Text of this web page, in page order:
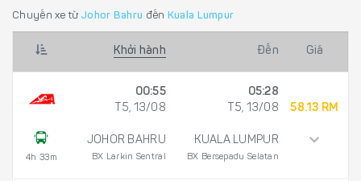
Chuyến xe từJohor Bahru đến Kuala Lumpur
Khởi hành Đến Giá
4h 33m
00:55
T5, 13/08
JOHOR BAHRU
BX Larkin Sentral
05:28
T5, 13/08
KUALA LUMPUR
BX Bersepadu Selatan
58.13 RM